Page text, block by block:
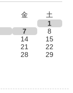
金
土
1
7
8
14
15
21
22
28
29